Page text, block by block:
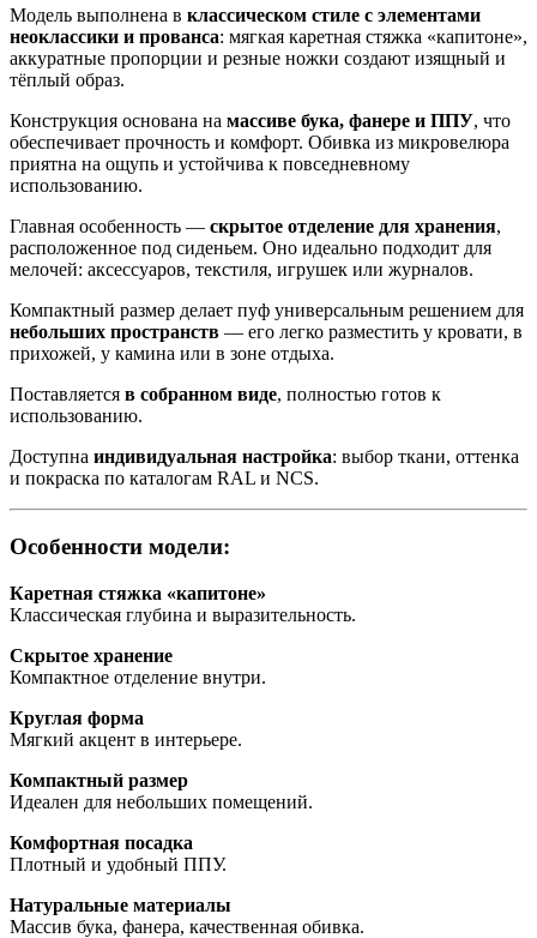
Модель выполнена в классическом стиле с элементами
неоклассики и прованса: мягкая каретная стяжка «капитоне»,
аккуратные пропорции и резные ножки создают изящный и
тёплый образ.
Конструкция основана на массиве бука, фанере и ППУ, что
обеспечивает прочность и комфорт. Обивка из микровелюра
приятна на ощупь и устойчива к повседневному
использованию.
Главная особенность — скрытое отделение для хранения,
расположенное под сиденьем. Оно идеально подходит для
мелочей: аксессуаров, текстиля, игрушек или журналов.
Компактный размер делает пуф универсальным решением для
небольших пространств — его легко разместить у кровати, в
прихожей, у камина или в зоне отдыха.
Поставляется в собранном виде, полностью готов к
использованию.
Доступна индивидуальная настройка: выбор ткани, оттенка
и покраска по каталогам RAL и NCS.
Особенности модели:
Каретная стяжка «капитоне»
Классическая глубина и выразительность.
Скрытое хранение
Компактное отделение внутри.
Круглая форма
Мягкий акцент в интерьере.
Компактный размер
Идеален для небольших помещений.
Комфортная посадка
Плотный и удобный ППУ.
Натуральные материалы
Массив бука, фанера, качественная обивка.